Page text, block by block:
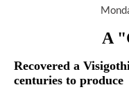
A
Recovered a
centuries to